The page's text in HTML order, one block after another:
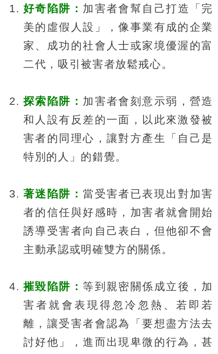
好奇陷阱： 加害者會幫自己打造「完
美的虛假人設」，像事業有成的企業
家、成功的社會人士或家境優渥的富
二代，吸引被害者放鬆戒心。
探索陷阱： 加害者會刻意示弱，營造
和人設有反差的一面，以此來激發被
害者的同理心，讓對方產生「自己是
特別的人」的錯覺。
著迷陷阱：當受害者已表現出對加害
者的信任與好感時，加害者就會開始
誘導受害者向自己表白，但他卻不會
主動承認或明確雙方的關係。
摧毀陷阱： 等到親密關係成立後，加
害者就會表現得忽冷忽熱、若即若
離，讓受害者會認為「要想盡方法去
討好他」，進而出現卑微的行為，甚